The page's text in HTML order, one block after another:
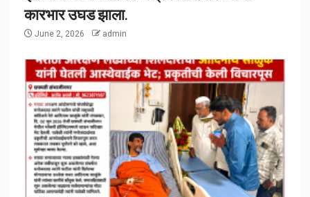
कारभार उघड झाला.
June 2, 2026 admin